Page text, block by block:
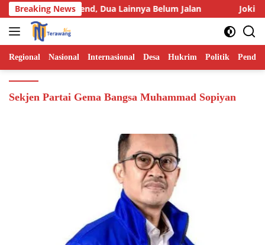
Langsung
ke
konten
Breaking News
Kena Suspend, Dua Lainnya Belum Jalan Joki BBM
Regional Nasional Internasional Desa Hukrim Politik
Sekjen Partai Gema Bangsa Muhammad Sopiyan